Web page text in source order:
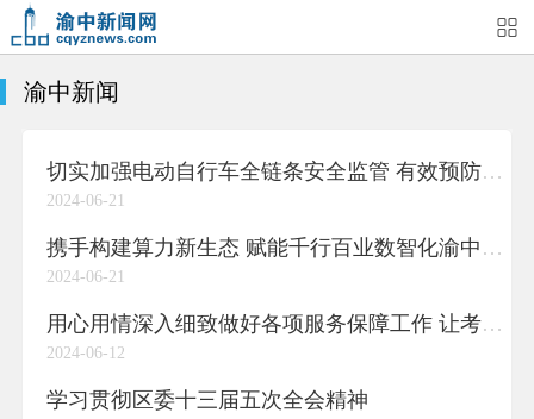
首页
渝中新闻 特别关注 部门动态 街道快讯
企业信息 吃在渝中 住在渝中 行在渝中
渝中新闻
切实加强电动自行车全链条安全监管 有效预防压减电动自行车安全事故
2024-06-21
携手构建算力新生态 赋能千行百业数智化渝中“牵手”新疆哈密打造西部算电协同创新中心
2024-06-21
用心用情深入细致做好各项服务保障工作 让考生舒心家长安心社会放心游客暖心
2024-06-12
学习贯彻区委十三届五次全会精神